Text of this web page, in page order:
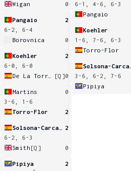
Wigan
0
Pangaio
2
6-2, 6-4
Borovnica
0
Koehler
2
6-0, 6-0
[Q]0
Martins
0
3-6, 1-6
Torro-Flor
2
2
6-2, 6-3
Smith [Q] 0
Pipiya
2
6-1, 4-6, 6-3
Pangaio
Koehler
1-6, 7-6, 6-3
Torro-Flor
3-6, 6-2, 7-6
Pipiya